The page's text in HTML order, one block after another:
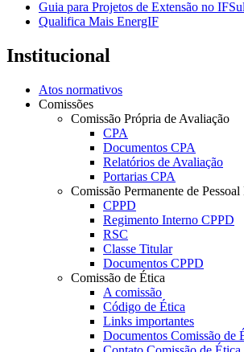
Guia para Projetos de Extensão no IFSul
Qualifica Mais EnergIF
Institucional
Atos normativos
Comissões
Comissão Própria de Avaliação
CPA
Documentos CPA
Relatórios de Avaliação
Portarias CPA
Comissão Permanente de
CPPD
Regimento Interno CPPD
RSC
Classe Titular
Documentos CPPD
Comissão de Ética
A comissão
Código de Ética
Links importantes
Documentos Comissão de